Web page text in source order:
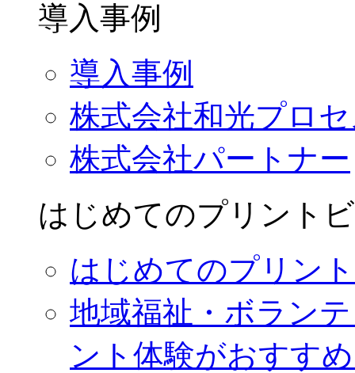
導入事例
導入事例
株式会社和光プロ
株式会社パートナー
はじめてのプリント
はじめてのプリン
地域福祉・ボラン
ント体験がおすす